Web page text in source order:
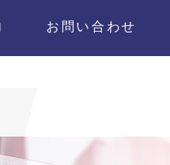
お問い合わせ